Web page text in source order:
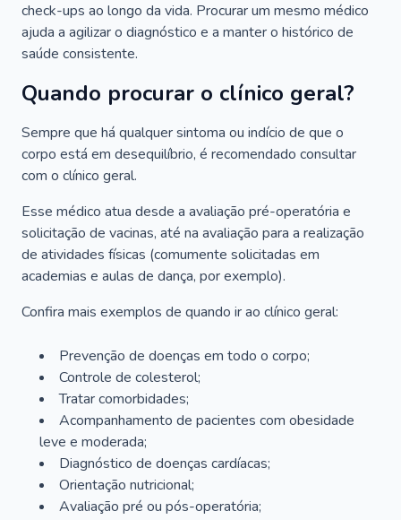
check-ups ao longo da vida. Procurar um mesmo médico
ajuda a agilizar o diagnóstico e a manter o histórico de
saúde consistente.
Quando procurar o clínico geral?
Sempre que há qualquer sintoma ou indício de que o
corpo está em desequilíbrio, é recomendado consultar
com o clínico geral.
Esse médico atua desde a avaliação pré-operatória e
solicitação de vacinas, até na avaliação para a realização
de atividades físicas (comumente solicitadas em
academias e aulas de dança, por exemplo).
Confira mais exemplos de quando ir ao clínico geral:
Prevenção de doenças em todo o corpo;
Controle de colesterol;
Tratar comorbidades;
Acompanhamento de pacientes com obesidade
leve e moderada;
Diagnóstico de doenças cardíacas;
Orientação nutricional;
Avaliação pré ou pós-operatória;